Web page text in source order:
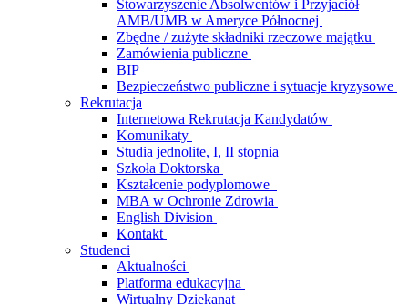
Stowarzyszenie Absolwentów i Przyjaciół
AMB/UMB w Ameryce Północnej
Zbędne / zużyte składniki rzeczowe majątku
Zamówienia publiczne
BIP
Bezpieczeństwo publiczne i sytuacje kryzysowe
Rekrutacja
Internetowa Rekrutacja Kandydatów
Komunikaty
Studia jednolite, I, II stopnia
Szkoła Doktorska
Kształcenie podyplomowe
MBA w Ochronie Zdrowia
English Division
Kontakt
Studenci
Aktualności
Platforma edukacyjna
Wirtualny Dziekanat